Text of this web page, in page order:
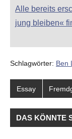
Alle bereits
jung bleiben«
Schlagwörter: Ben
Essay
DAS KÖNNTE